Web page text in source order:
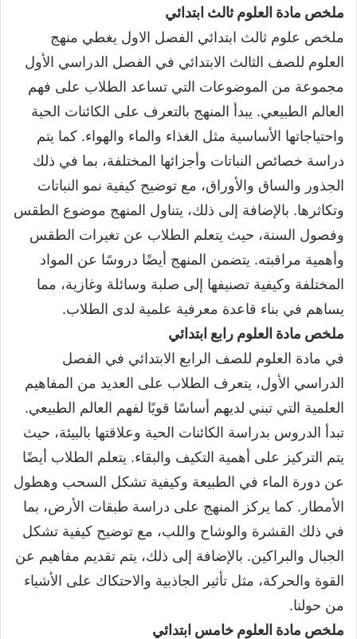
ملخص مادة العلوم ثالث ابتدائي
ملخص علوم ثالث ابتدائي الفصل الاول يغطي منهج
العلوم للصف الثالث الابتدائي في الفصل الدراسي الأول
مجموعة من الموضوعات التي تساعد الطلاب على فهم
العالم الطبيعي. يبدأ المنهج بالتعرف على الكائنات الحية
واحتياجاتها الأساسية مثل الغذاء والماء والهواء. كما يتم
دراسة خصائص النباتات وأجزائها المختلفة، بما في ذلك
الجذور والساق والأوراق، مع توضيح كيفية نمو النباتات
وتكاثرها. بالإضافة إلى ذلك، يتناول المنهج موضوع الطقس
وفصول السنة، حيث يتعلم الطلاب عن تغيرات الطقس
وأهمية مراقبته. يتضمن المنهج أيضًا دروسًا عن المواد
المختلفة وكيفية تصنيفها إلى صلبة وسائلة وغازية، مما
يساهم في بناء قاعدة معرفية علمية لدى الطلاب.
ملخص مادة العلوم رابع ابتدائي
في مادة العلوم للصف الرابع الابتدائي في الفصل
الدراسي الأول، يتعرف الطلاب على العديد من المفاهيم
العلمية التي تبني لديهم أساسًا قويًا لفهم العالم الطبيعي.
تبدأ الدروس بدراسة الكائنات الحية وعلاقتها بالبيئة، حيث
يتم التركيز على أهمية التكيف والبقاء. يتعلم الطلاب أيضًا
عن دورة الماء في الطبيعة وكيفية تشكل السحب وهطول
الأمطار. كما يركز المنهج على دراسة طبقات الأرض، بما
في ذلك القشرة والوشاح واللب، مع توضيح كيفية تشكل
الجبال والبراكين. بالإضافة إلى ذلك، يتم تقديم مفاهيم عن
القوة والحركة، مثل تأثير الجاذبية والاحتكاك على الأشياء
من حولنا.
ملخص مادة العلوم خامس ابتدائي